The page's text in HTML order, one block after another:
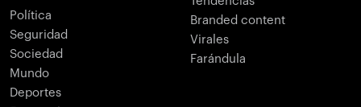
Política
Seguridad
Sociedad
Mundo
Deportes
Branded content
Virales
Farándula